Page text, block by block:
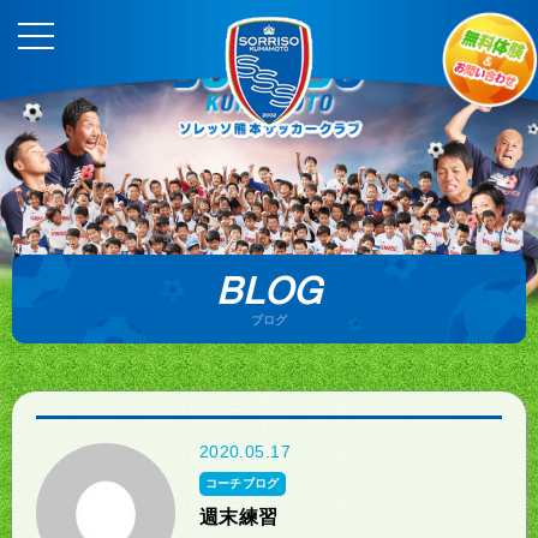
BLOG
ブログ
2020.05.17
コーチブログ
週末練習